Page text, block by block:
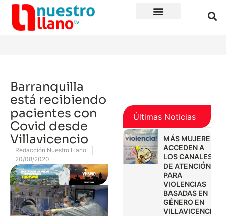
Barranquilla
está recibiendo
pacientes con
Covid desde
Villavicencio
Redacción Nuestro Llano
20/08/2020
Últimas Noticias
MÁS MUJERES
ACCEDEN A
LOS CANALES
DE ATENCIÓN
PARA
VIOLENCIAS
BASADAS EN
GÉNERO EN
VILLAVICENCIO